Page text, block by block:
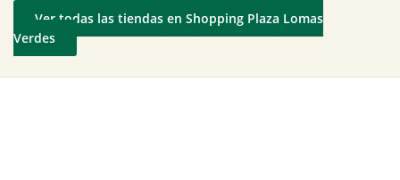
Ver todas las tiendas en Shopping Plaza Lomas
Verdes